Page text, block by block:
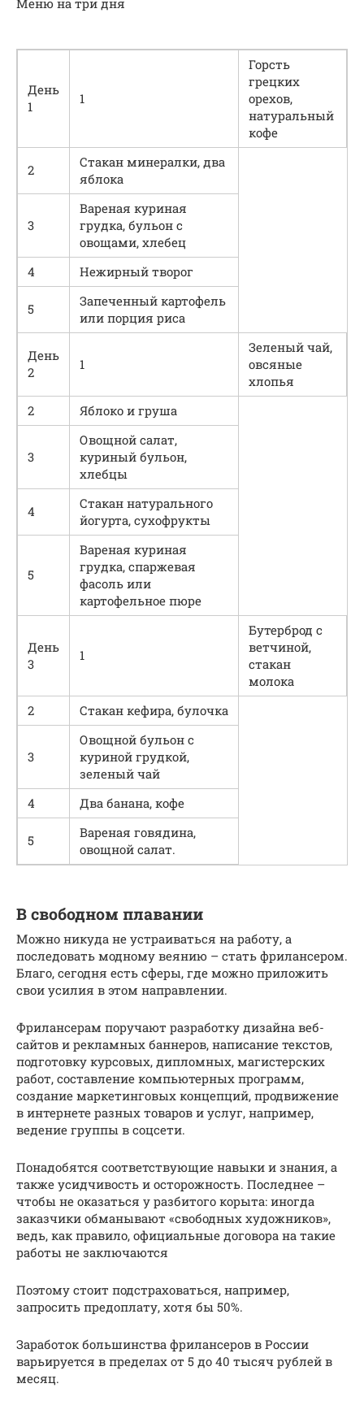
Меню на три дня
День
1
1
Горсть
грецких
орехов,
натуральный
кофе
2
Стакан минералки, два
яблока
3
Вареная куриная
грудка, бульон с
овощами, хлебец
4
Нежирный творог
5
Запеченный картофель
или порция риса
День
2
1
Зеленый чай,
овсяные
хлопья
2
Яблоко и груша
3
Овощной салат,
куриный бульон,
хлебцы
4
Стакан натурального
йогурта, сухофрукты
5
Вареная куриная
грудка, спаржевая
фасоль или
картофельное пюре
День
3
1
Бутерброд с
ветчиной,
стакан
молока
2
Стакан кефира, булочка
3
Овощной бульон с
куриной грудкой,
зеленый чай
4
Два банана, кофе
5
Вареная говядина,
овощной салат.
В свободном плавании
Можно никуда не устраиваться на работу, а
последовать модному веянию – стать фрилансером.
Благо, сегодня есть сферы, где можно приложить
свои усилия в этом направлении.
Фрилансерам поручают разработку дизайна веб-
сайтов и рекламных баннеров, написание текстов,
подготовку курсовых, дипломных, магистерских
работ, составление компьютерных программ,
создание маркетинговых концепций, продвижение
в интернете разных товаров и услуг, например,
ведение группы в соцсети.
Понадобятся соответствующие навыки и знания, а
также усидчивость и осторожность. Последнее –
чтобы не оказаться у разбитого корыта: иногда
заказчики обманывают «свободных художников»,
ведь, как правило, официальные договора на такие
работы не заключаются
Поэтому стоит подстраховаться, например,
запросить предоплату, хотя бы 50%.
Заработок большинства фрилансеров в России
варьируется в пределах от 5 до 40 тысяч рублей в
месяц.